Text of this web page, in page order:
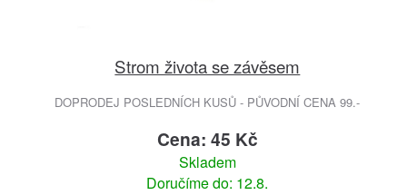
Strom života se závěsem
DOPRODEJ POSLEDNÍCH KUSŮ - PŮVODNÍ CENA 99.-
Cena: 45 Kč
Skladem
Doručíme do: 12.8.